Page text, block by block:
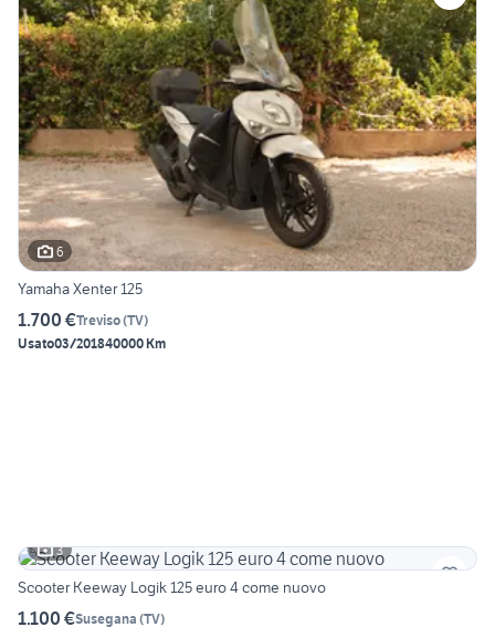
6
Yamaha Xenter 125
1.700 €Treviso(TV)
Usato03/201840000 Km
3
Scooter Keeway Logik 125 euro 4 come nuovo
1.100 €Susegana (TV)